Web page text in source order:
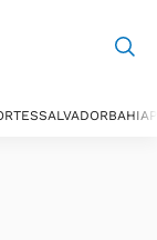
SALVADORBAHIA